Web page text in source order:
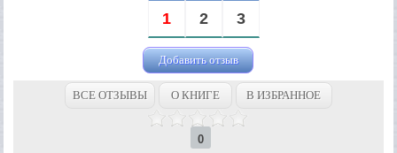
1 2 3
Добавить отзыв
ВСЕ ОТЗЫВЫ О КНИГЕ В ИЗБРАННОЕ
0